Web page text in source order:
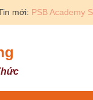
mới: Du học Y khoa